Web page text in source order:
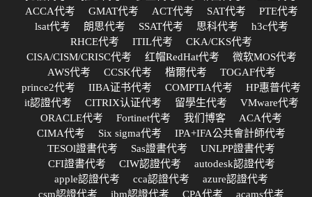
ACCA代考
GMAT代考 ACT代考 SAT代考
PTE代考
lsat代考
朗思代考 SSAT代考 思科代考
h3c代考
RHCE代考
ITIL代考
CKA/CKS代考
CISA/CISM/CRISC代考
红帽RedHat代考
微软MOS代考
AWS代考
CCSK代考 楷爾代考
TOGAF代考
prince2代考
IIBA证书代考 COMPTIA代考
HP惠普代考
it認證代考
CITRIX认证代考 留學生代考
VMware代考
ORACLE代考
Fortinet代考 我们博客
ACA代考
CIMA代考
Six sigma代考
IPA+IFA公共會計師代考
TESOl證書代考
Sas證書代考
UNLPP證書代考
CFI證書代考
CIW認證代考
autodesk認證代考
apple認證代考
cca認證代考
azure認證代考
csm認證代考
ibm認證代考 CPA代考
acams代考